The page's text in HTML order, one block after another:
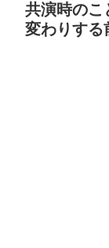
共演時のこ
変わりする